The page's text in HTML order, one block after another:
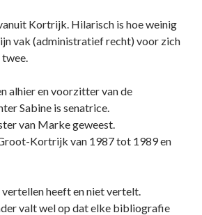
Kortrijk. Hilarisch is hoe weinig
vak (administratief recht) voor zich
twee.
alhier en voorzitter van de
Sabine is senatrice.
van Marke geweest.
Kortrijk van 1987 tot 1989 en
heeft en niet vertelt.
valt wel op dat elke bibliografie